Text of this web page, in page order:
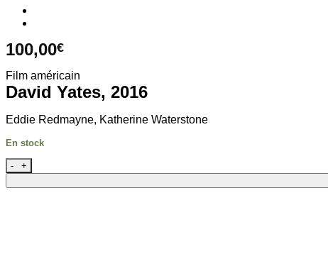
100,00€
Film américain
David Yates, 2016
Eddie Redmayne, Katherine Waterstone
En stock
quantité de FANTASTIC BEASTS AND WHERE TO FIND THEM